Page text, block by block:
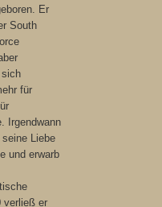
Er
South
sich
für
Irgendwann
Liebe
und erwarb
verließ er